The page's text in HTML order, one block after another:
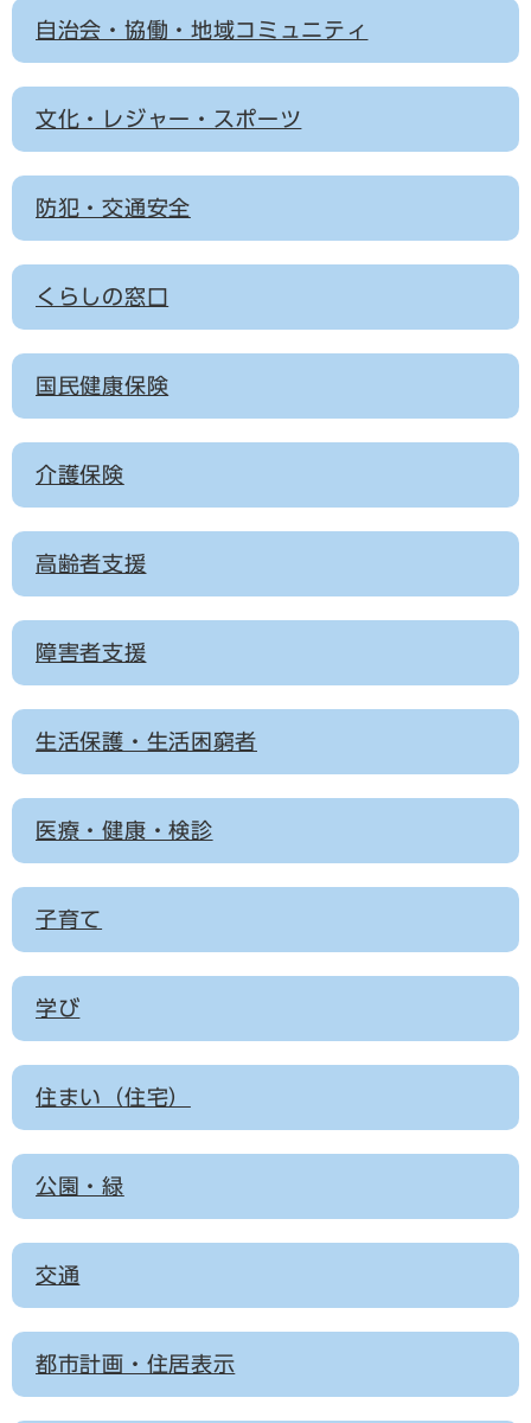
自治会・協働・地域コミュニティ
文化・レジャー・スポーツ
防犯・交通安全
くらしの窓口
国民健康保険
介護保険
高齢者支援
障害者支援
生活保護・生活困窮者
医療・健康・検診
子育て
学び
住まい（住宅）
公園・緑
交通
都市計画・住居表示